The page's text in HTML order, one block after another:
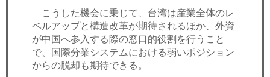
こうした機会に乗じて、台湾は産業全体のレ
ベルアップと構造改革が期待されるほか、外資
が中国へ参入する際の窓口的役割を行うこと
で、国際分業システムにおける弱いポジション
からの脱却も期待できる。